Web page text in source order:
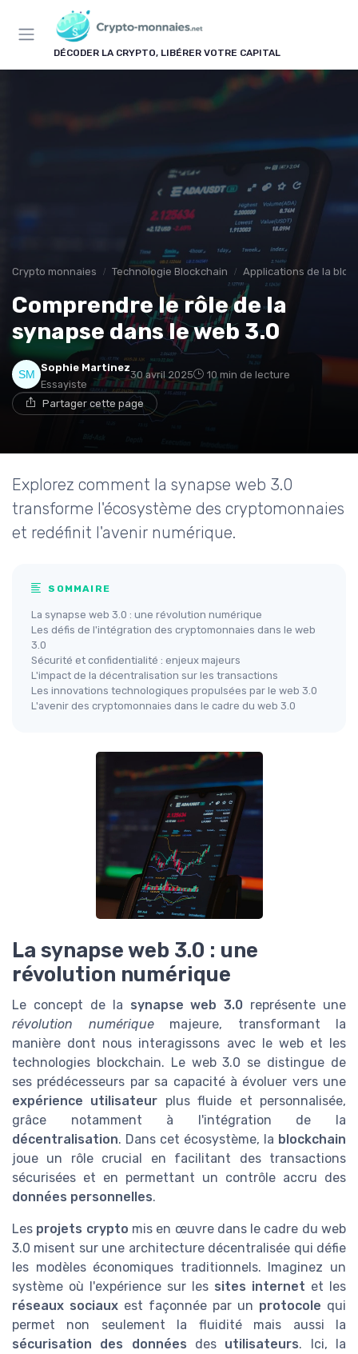
DÉCODER LA CRYPTO, LIBÉRER VOTRE CAPITAL
Crypto monnaies Technologie Blockchain Applications de la
Comprendre le rôle de la
synapse dans le web 3.0
Sophie Martinez
Essayiste
30 avril 2025 10 min de lecture
Partager cette page
Explorez comment la synapse web 3.0
transforme l'écosystème des cryptomonnaies
et redéfinit l'avenir numérique.
SOMMAIRE
La synapse web 3.0 : une révolution numérique
Les défis de l'intégration des cryptomonnaies dans le web
3.0
Sécurité et confidentialité : enjeux majeurs
L'impact de la décentralisation sur les transactions
Les innovations technologiques propulsées par le web 3.0
L'avenir des cryptomonnaies dans le cadre du web 3.0
La synapse web 3.0 : une
révolution numérique
Le concept de la synapse web 3.0 représente une
révolution numériquemajeure, transformant la
manière dont nous interagissons avec le web et les
technologies blockchain. Le web 3.0 se distingue de
ses prédécesseurs par sa capacité à évoluer vers une
expérience utilisateur plus fluide et personnalisée,
grâce notamment à l'intégration de la
décentralisation. Dans cet écosystème, la blockchain
joue un rôle crucial en facilitant des transactions
sécurisées et en permettant un contrôle accru des
données personnelles.
Les projets crypto mis en œuvre dans le cadre du web
3.0 misent sur une architecture décentralisée qui défie
les modèles économiques traditionnels. Imaginez un
système où l'expérience sur les sites internet et les
réseaux sociaux est façonnée par un protocole qui
permet non seulement la fluidité mais aussi la
sécurisation des données des utilisateurs. Ici, la
Panneau de gestion des cookies